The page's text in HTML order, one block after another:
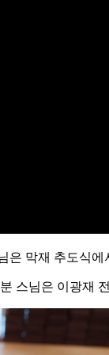
막재 추도식
스님은 이광재